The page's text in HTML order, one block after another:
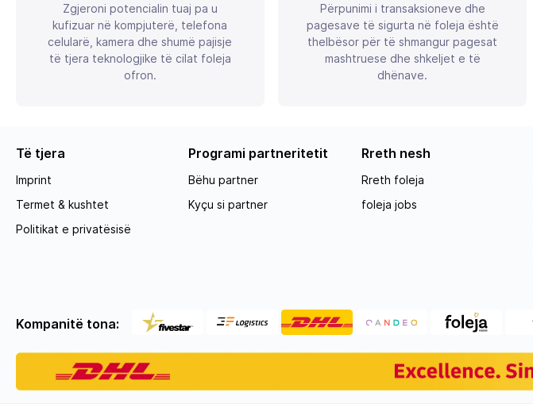
Zgjeroni potencialin tuaj pa u
kufizuar në kompjuterë, telefona
celularë, kamera dhe shumë pajisje
të tjera teknologjike të cilat foleja
ofron.
Përpunimi i transaksioneve dhe
pagesave të sigurta në foleja është
thelbësor për të shmangur pagesat
mashtruese dhe shkeljet e të
dhënave.
Të tjera
Imprint
Termet & kushtet
Politikat e privatësisë
Programi partneritetit
Bëhu partner
Kyçu si partner
Rreth nesh
Rreth foleja
foleja jobs
Kompanitë tona: